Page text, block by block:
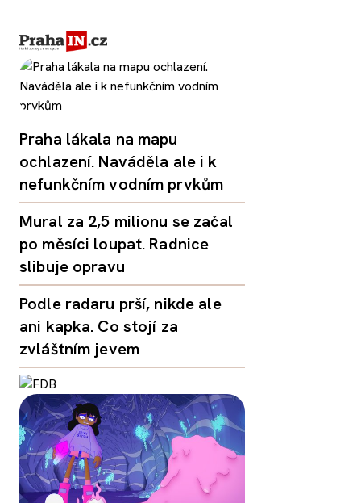
Praha lákala na mapu
ochlazení. Naváděla ale i k
nefunkčním vodním prvkům
Mural za 2,5 milionu se začal
po měsíci loupat. Radnice
slibuje opravu
Podle radaru prší, nikde ale
ani kapka. Co stojí za
zvláštním jevem